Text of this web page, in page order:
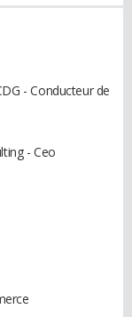
- Conducteur de
- Ceo